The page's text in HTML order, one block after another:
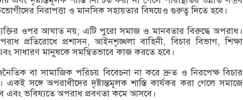
নিরাপত্তা ও মানসিক সহায়তার বিষয়েও গুরুত্ব দিতে হবে।
ওপর আঘাত নয়; এটি পুরো সমাজ ও মানবতার বিরুদ্ধে অপরাধ।
প্রতিরোধে প্রশাসন, আইনশৃঙ্খলা বাহিনী, বিচার বিভাগ, শিক্ষা
সাধারণ মানুষকে সমন্বিতভাবে কাজ করতে হবে।
বা সামাজিক পরিচয় বিবেচনা না করে দ্রুত ও নিরপেক্ষ বিচার
একই সঙ্গে অপরাধীদের দৃষ্টান্তমূলক শাস্তি কার্যকর করা গেলে সমাজে
এবং ভবিষ্যতে অপরাধ প্রবণতা কমে আসবে।